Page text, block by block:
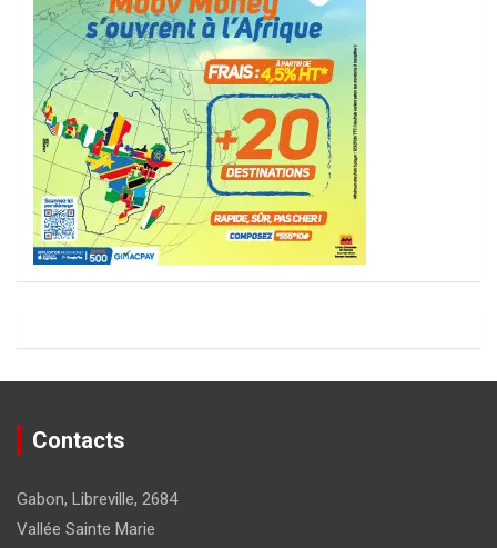
Contacts
Gabon, Libreville, 2684
Vallée Sainte Marie